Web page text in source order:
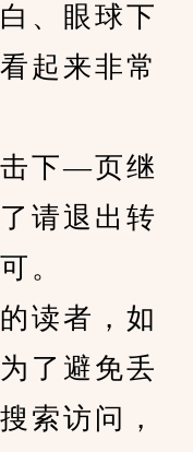
、眼球下
起来非常
下—页继
请退出转
。
读者，如
了避免丢
索访问，